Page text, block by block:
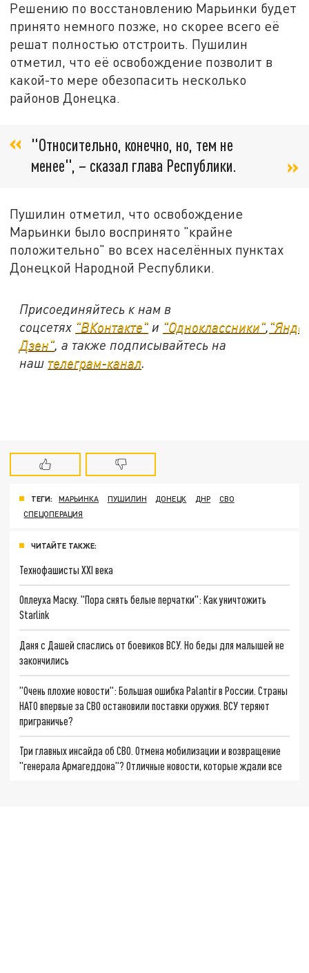
Решению по восстановлению Марьинки будет
принято немного позже, но скорее всего её
решат полностью отстроить. Пушилин
отметил, что её освобождение позволит в
какой-то мере обезопасить несколько
районов Донецка.
"Относительно, конечно, но, тем не
менее", – сказал глава Республики.
Пушилин отметил, что освобождение
Марьинки было воспринято "крайне
положительно" во всех населённых пунктах
Донецкой Народной Республики.
Присоединяйтесь к нам в
соцсетях "ВКонтакте" и "Одноклассники",
Дзен", а также подписывайтесь на
наш телеграм-канал.
ТЕГИ: МАРЬИНКА ПУШИЛИН ДОНЕЦК ДНР
СВО
СПЕЦОПЕРАЦИЯ
ЧИТАЙТЕ ТАКЖЕ:
Технофашисты XXI века
Оплеуха Маску. "Пора снять белые перчатки": Как уничтожить
Starlink
Даня с Дашей спаслись от боевиков ВСУ. Но беды для малышей не
закончились
"Очень плохие новости": Большая ошибка Palantir в России. Страны
НАТО впервые за СВО остановили поставки оружия. ВСУ теряют
приграничье?
Три главных инсайда об СВО. Отмена мобилизации и возвращение
"генерала Армагеддона"? Отличные новости, которые ждали все